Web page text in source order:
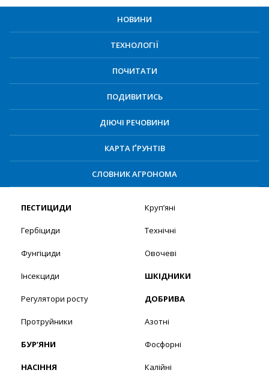
НОВИНИ
ТЕХНОЛОГІЇ
ПОЧИТАТИ
ПОДИВИТИСЬ
ДІЮЧІ РЕЧОВИНИ
КАРТА ҐРУНТІВ
СЛОВНИК АГРОНОМА
ПЕСТИЦИДИ
Гербіциди
Фунгіциди
Інсекциди
Регулятори росту
Протруйники
БУР’ЯНИ
НАСІННЯ
Круп’яні
Технічні
Овочеві
ШКІДНИКИ
ДОБРИВА
Азотні
Фосфорні
Калійні